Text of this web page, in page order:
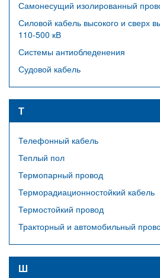
Самонесущий изолированный
Силовой кабель высокого и сверх
110-500 кВ
Системы антиобледенения
Судовой кабель
Т
Телефонный кабель
Теплый пол
Термопарный провод
Терморадиационностойкий кабель
Термостойкий провод
Тракторный и автомобильный
Ш